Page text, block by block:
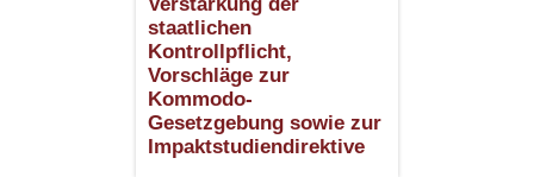
staatlichen
Kontrollpflicht,
Vorschläge zur
Kommodo-
Gesetzgebung sowie zur
Impaktstudiendirektive